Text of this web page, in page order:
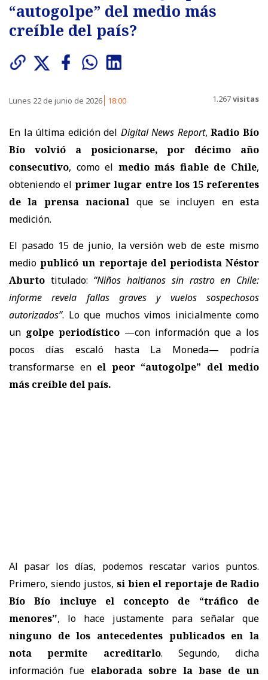
“autogolpe” del medio más
creíble del país?
Lunes 22 de junio de 2026 18:00 1.267visitas
En la última edición del Digital News Report,Radio Bío
Bío volvió a posicionarse, por décimo año
consecutivo, como el medio más fiable de Chile,
obteniendo elprimer lugar entre los 15 referentes
de la prensa nacional que se incluyen en esta
medición.
El pasado 15 de junio, la versión web de este mismo
mediopublicó un reportaje del periodista Néstor
Aburto titulado: “Niños haitianos sin rastro en Chile:
informe revela fallas graves y vuelos sospechosos
autorizados”. Lo que muchos vimos inicialmente como
un golpe periodístico —con información que a los
pocos días escaló hasta La Moneda— podría
transformarse en el peor “autogolpe” del medio
más creíble del país.
Al pasar los días, podemos rescatar varios puntos.
Primero, siendo justos, si bien el reportaje de Radio
Bío Bío incluye el concepto de “tráfico de
menores’', lo hace justamente para señalar que
ninguno de los antecedentes publicados en la
nota permite acreditarlo. Segundo, dicha
información fue elaborada sobre la base de un